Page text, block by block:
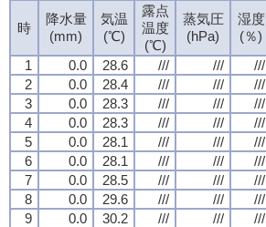
時
降水量
(mm)
気温
(℃)
露点
温度
(℃)
蒸気圧
(hPa)
湿度
(％)
1
0.0 28.6 /// /// ///
2
0.0 28.4 /// /// ///
3
0.0 28.3 /// /// ///
4
0.0 28.3 /// /// ///
5
0.0 28.1 /// /// ///
6
0.0 28.1 /// /// ///
7
0.0 28.5 /// /// ///
8
0.0 29.6 /// /// ///
9
0.0 30.2 /// /// ///